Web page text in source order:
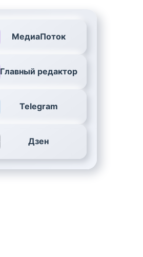
МедиаПоток
Главный редактор
Telegram
Дзен